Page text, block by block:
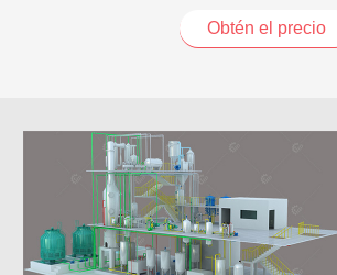
Obtén el precio